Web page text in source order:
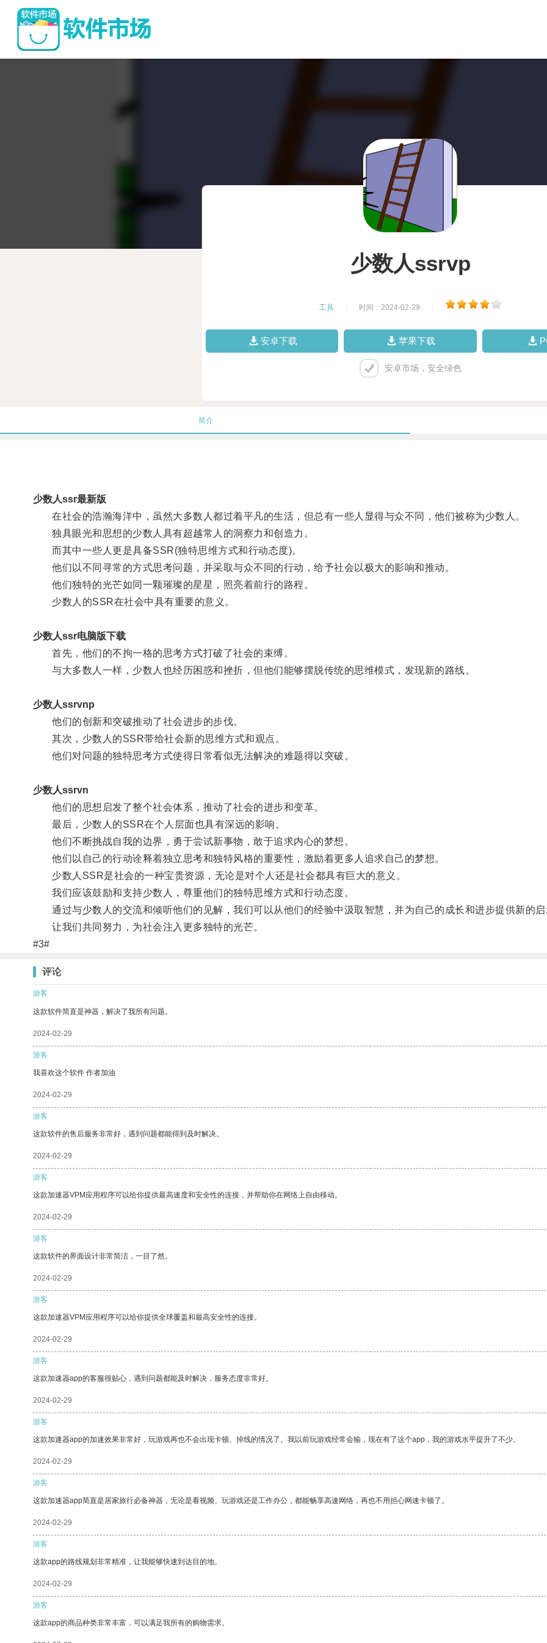
少数人ssrvp
工具 时间：2024-02-29
安卓下载 苹果下载
安卓市场，安全绿色
简介
少数人ssr最新版
在社会的浩瀚海洋中，虽然大多数人都过着平凡的生活，但总有一些人显得与众不同，他们被称为少数人。
独具眼光和思想的少数人具有超越常人的洞察力和创造力。
而其中一些人更是具备SSR(独特思维方式和行动态度)。
他们以不同寻常的方式思考问题，并采取与众不同的行动，给予社会以极大的影响和推动。
他们独特的光芒如同一颗璀璨的星星，照亮着前行的路程。
少数人的SSR在社会中具有重要的意义。
少数人ssr电脑版下载
首先，他们的不拘一格的思考方式打破了社会的束缚。
与大多数人一样，少数人也经历困惑和挫折，但他们能够摆脱传统的思维模式，发现新的路线。
少数人ssrvnp
他们的创新和突破推动了社会进步的步伐。
其次，少数人的SSR带给社会新的思维方式和观点。
他们对问题的独特思考方式使得日常看似无法解决的难题得以突破。
少数人ssrvn
他们的思想启发了整个社会体系，推动了社会的进步和变革。
最后，少数人的SSR在个人层面也具有深远的影响。
他们不断挑战自我的边界，勇于尝试新事物，敢于追求内心的梦想。
他们以自己的行动诠释着独立思考和独特风格的重要性，激励着更多人追求自己的梦想。
少数人SSR是社会的一种宝贵资源，无论是对个人还是社会都具有巨大的意义。
我们应该鼓励和支持少数人，尊重他们的独特思维方式和行动态度。
通过与少数人的交流和倾听他们的见解，我们可以从他们的经验中汲取智慧，并为自己的成长和进步提供新的启
让我们共同努力，为社会注入更多独特的光芒。
#3#
评论
游客
这款软件简直是神器，解决了我所有问题。
2024-02-29
游客
我喜欢这个软件 作者加油
2024-02-29
游客
这款软件的售后服务非常好，遇到问题都能得到及时解决。
2024-02-29
游客
这款加速器VPM应用程序可以给你提供最高速度和安全性的连接，并帮助你在网络上自由移动。
2024-02-29
游客
这款软件的界面设计非常简洁，一目了然。
2024-02-29
游客
这款加速器VPM应用程序可以给你提供全球覆盖和最高安全性的连接。
2024-02-29
游客
这款加速器app的客服很贴心，遇到问题都能及时解决，服务态度非常好。
2024-02-29
游客
这款加速器app的加速效果非常好，玩游戏再也不会出现卡顿、掉线的情况了。我以前玩游戏经常会输，现在有了这个app，我的游戏水平提升了不少。
2024-02-29
游客
这款加速器app简直是居家旅行必备神器，无论是看视频、玩游戏还是工作办公，都能畅享高速网络，再也不用担心网速卡顿了。
2024-02-29
游客
这款app的路线规划非常精准，让我能够快速到达目的地。
2024-02-29
游客
这款app的商品种类非常丰富，可以满足我所有的购物需求。